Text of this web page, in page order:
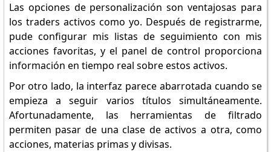
Las opciones de personalización son ventajosas para
los traders activos como yo. Después de registrarme,
pude configurar mis listas de seguimiento con mis
acciones favoritas, y el panel de control proporciona
información en tiempo real sobre estos activos.
Por otro lado, la interfaz parece abarrotada cuando se
empieza a seguir varios títulos simultáneamente.
Afortunadamente, las herramientas de filtrado
permiten pasar de una clase de activos a otra, como
acciones, materias primas y divisas.